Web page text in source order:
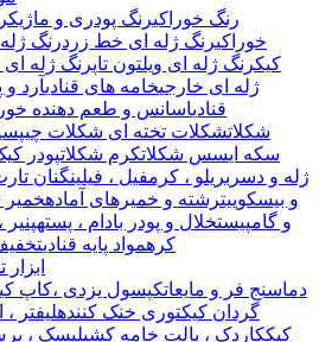
رنگ خوراکیرنگ پودری و ماژیک
خوراکیرنگ ژله ای خط زردرنگ
کیکرنگ ژله ای ویلتون تاپرنگ ژله ای
ژله ای خارجیخامه های قنادیآرد و
قنادیاسانس و طعم دهنده
شکلاتشکلات تخته ای شکلات
سکه ایسس شکلاتکرم شکلاتپودر
ژله و دسر بریلو ، کرمفیل ، فیلینگنان
و بیسکوییترشته و خمیرهای آمادهخمیر
و گامپیستخلال و پودر بادام ، پسته
کرهمواد پایه قنادی
دماسنج فر و مایعاتکپسول یزدی ،کاپ
گردان کیکتوری خنک کنندهلیفتر ،
کیککاردک ، پالت خامه کشیلیسک ،